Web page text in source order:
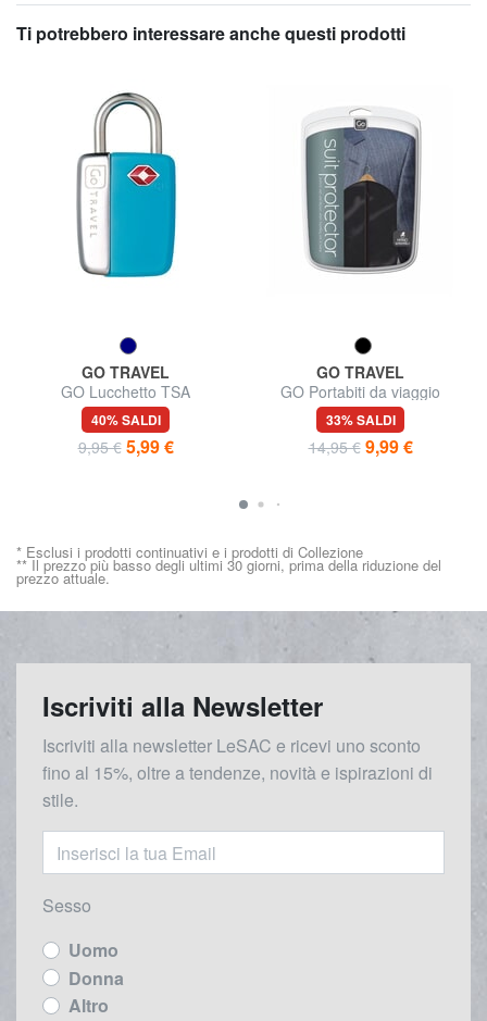
Ti potrebbero interessare anche questi prodotti
GO TRAVEL
GO Lucchetto TSA
40% SALDI
9,95 € 5,99 €
GO TRAVEL
GO Portabiti da viaggio
33% SALDI
14,95 € 9,99 €
* Esclusi i prodotti continuativi e i prodotti di Collezione
** Il prezzo più basso degli ultimi 30 giorni, prima della riduzione del
prezzo attuale.
Iscriviti alla Newsletter
Iscriviti alla newsletter LeSAC e ricevi uno sconto
fino al 15%, oltre a tendenze, novità e ispirazioni di
stile.
Sesso
Uomo
Donna
Altro